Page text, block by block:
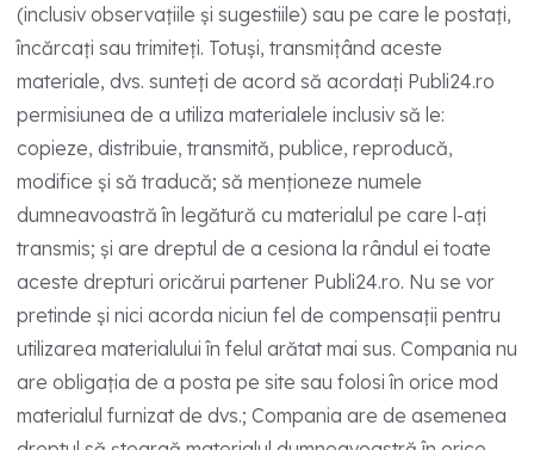
(inclusiv observațiile și sugestiile) sau pe care le postați,
încărcați sau trimiteți. Totuși, transmițând aceste
materiale, dvs. sunteți de acord să acordați Publi24.ro
permisiunea de a utiliza materialele inclusiv să le:
copieze, distribuie, transmită, publice, reproducă,
modifice și să traducă; să menționeze numele
dumneavoastră în legătură cu materialul pe care l-ați
transmis; și are dreptul de a cesiona la rândul ei toate
aceste drepturi oricărui partener Publi24.ro. Nu se vor
pretinde și nici acorda niciun fel de compensații pentru
utilizarea materialului în felul arătat mai sus. Compania nu
are obligația de a posta pe site sau folosi în orice mod
materialul furnizat de dvs.; Compania are de asemenea